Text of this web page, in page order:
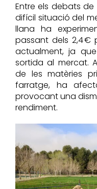
Entre els debats
difícil situació del
llana ha
passant dels 2,4 €
actualment, ja
sortida al mercat.
de les matèries
farratge, ha
provocant una
rendiment.